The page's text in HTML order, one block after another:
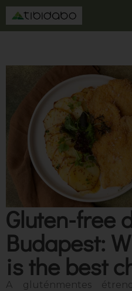
Gluten-free
Budapest:
is the best
A gluténmentes